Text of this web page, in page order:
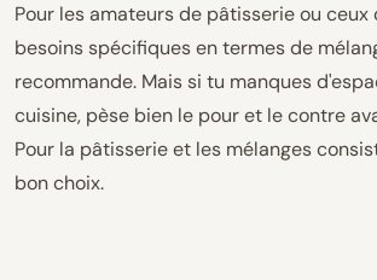
Pour les amateurs de pâtisserie ou ceux
besoins spécifiques en termes de
recommande. Mais si tu manques
cuisine, pèse bien le pour et le contre
Pour la pâtisserie et les mélanges
bon choix.